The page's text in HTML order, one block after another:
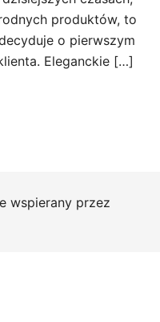
produktów, to
o pierwszym
Eleganckie […]
wspierany przez